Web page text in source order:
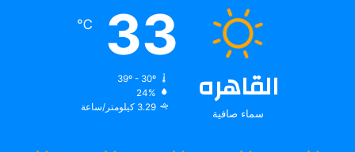
القاهره
سماء صافية
33
℃
39º - 30º
24%
3.29 كيلومتر/ساعة